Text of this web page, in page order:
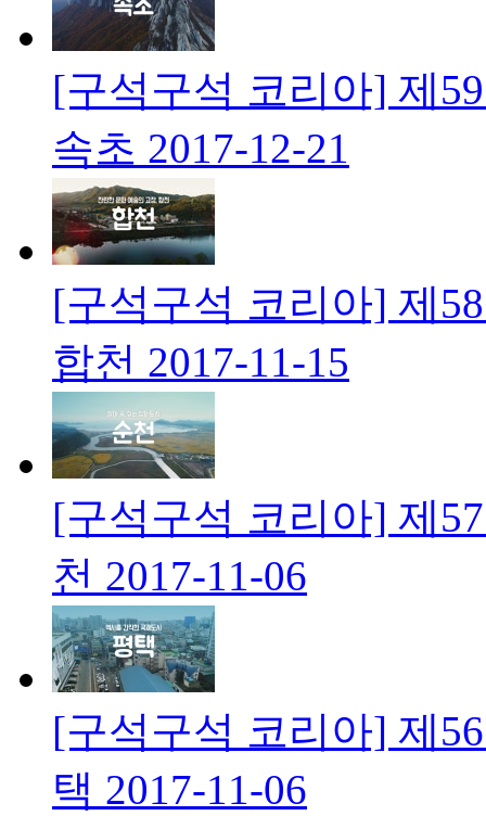
[구석구석 코리아] 제
속초 2017-12-21
[구석구석 코리아] 제
합천 2017-11-15
[구석구석 코리아] 제
천 2017-11-06
[구석구석 코리아] 제
택 2017-11-06